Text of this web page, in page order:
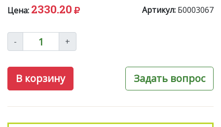
Цена: 2330.20 Артикул: Б0003067
- +
В корзину Задать вопрос